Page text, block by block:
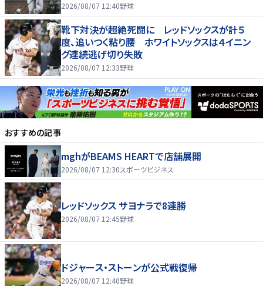
2026/08/07 12:40野球
靴下対決が超絶死闘に レッドソックスが計５
度、追いつく粘り腰 ホワイトソックスは４イニン
グ連続逃げ切り失敗
2026/08/07 12:33野球
おすすめの記事
mghがBEAMS HEARTで店舗展開
2026/08/07 12:30スポーツビジネス
レッドソックス サヨナラで8連勝
2026/08/07 12:45野球
ドジャース・ストーンが公式戦復帰
2026/08/07 12:40野球